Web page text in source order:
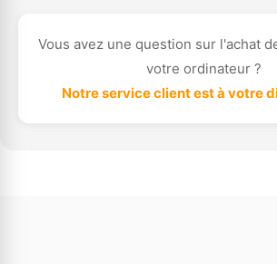
Vous avez une question sur l'achat
votre ordinateur ?
Notre service client est à votre